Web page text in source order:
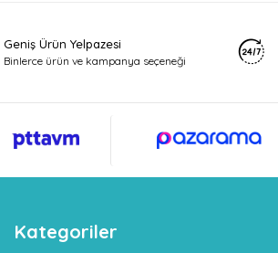
Geniş Ürün Yelpazesi
Binlerce ürün ve kampanya seçeneği
Kategoriler